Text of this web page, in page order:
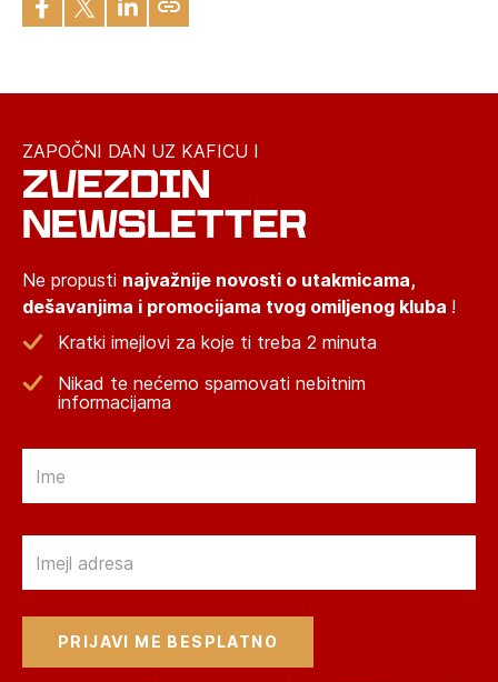
ZAPOČNI DAN UZ KAFICU I
ZVEZDIN
NEWSLETTER
Ne propusti najvažnije novosti o utakmicama,
dešavanjima i promocijama tvog omiljenog kluba !
Kratki imejlovi za koje ti treba 2 minuta
Nikad te nećemo spamovati nebitnim
informacijama